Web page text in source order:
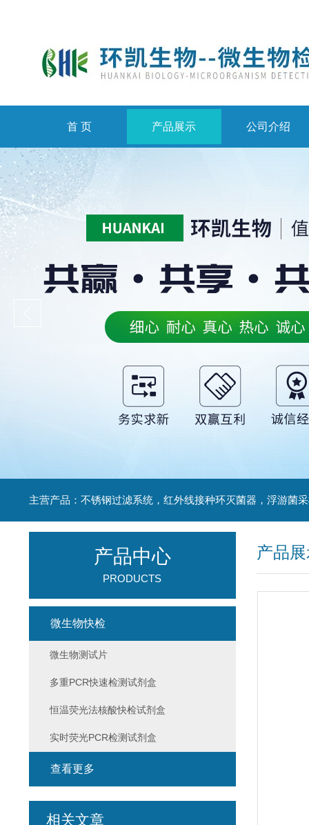
首 页 产品展示 公司介绍
产品
产品中心
PRODUCTS
微生物快检
微生物测试片
多重PCR快速检测试剂盒
恒温荧光法核酸快检试剂盒
实时荧光PCR检测试剂盒
查看更多
相关文章